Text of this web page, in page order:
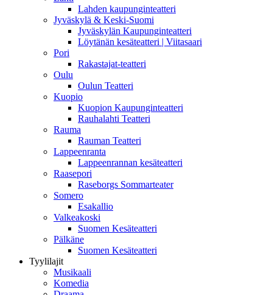
Lahden kaupunginteatteri
Jyväskylä & Keski-Suomi
Jyväskylän Kaupunginteatteri
Löytänän kesäteatteri | Viitasaari
Pori
Rakastajat-teatteri
Oulu
Oulun Teatteri
Kuopio
Kuopion Kaupunginteatteri
Rauhalahti Teatteri
Rauma
Rauman Teatteri
Lappeenranta
Lappeenrannan kesäteatteri
Raasepori
Raseborgs Sommarteater
Somero
Esakallio
Valkeakoski
Suomen Kesäteatteri
Pälkäne
Suomen Kesäteatteri
Tyylilajit
Musikaali
Komedia